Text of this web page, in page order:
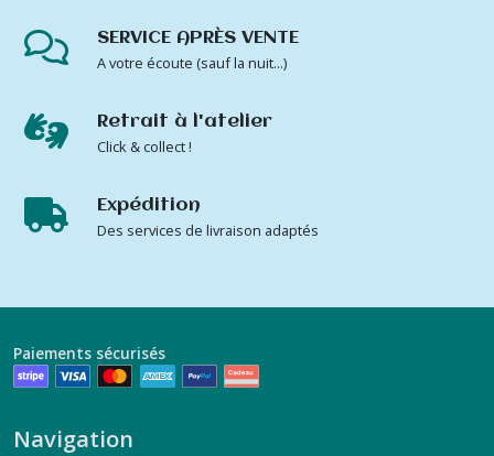
SERVICE APRÈS VENTE
A votre écoute (sauf la nuit...)
Retrait à l'atelier
Click & collect !
Expédition
Des services de livraison adaptés
Paiements sécurisés
Navigation